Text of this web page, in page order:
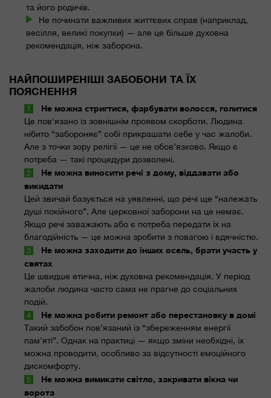
та його родичів.
Не починати важливих життєвих справ (наприклад,
весілля, великі покупки) — але це більше духовна
рекомендація, ніж заборона.
НАЙПОШИРЕНІШІ ЗАБОБОНИ ТА ЇХ
ПОЯСНЕННЯ
Не можна стригтися, фарбувати волосся, голитися
Це пов'язано із зовнішнім проявом скорботи. Людина
нібито “забороняє” собі прикрашати себе у час жалоби.
Але з точки зору релігії — це не обов’язково. Якщо є
потреба — такі процедури дозволені.
Не можна виносити речі з дому, віддавати або
викидати
Цей звичай базується на уявленні, що речі ще “належать
душі покійного”. Але церковної заборони на це немає.
Якщо речі заважають або є потреба передати їх на
благодійність — це можна зробити з повагою і вдячністю.
Не можна заходити до інших осель, брати участь у
святах
Це швидше етична, ніж духовна рекомендація. У період
жалоби людина часто сама не прагне до соціальних
подій.
Не можна робити ремонт або перестановку в домі
Такий забобон пов’язаний із “збереженням енергії
пам’яті”. Однак на практиці — якщо зміни необхідні, їх
можна проводити, особливо за відсутності емоційного
дискомфорту.
Не можна вимикати світло, закривати вікна чи
ворота